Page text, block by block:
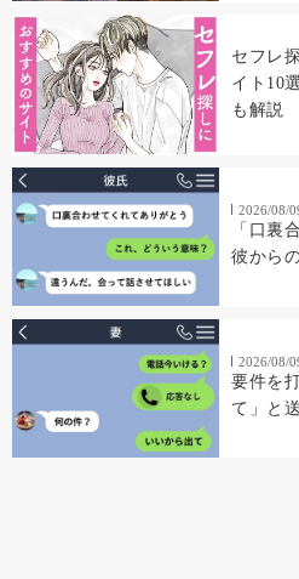
セフレ
イト10
も解説
2026/08/
「口裏
彼から
2026/08/
要件を
て」と